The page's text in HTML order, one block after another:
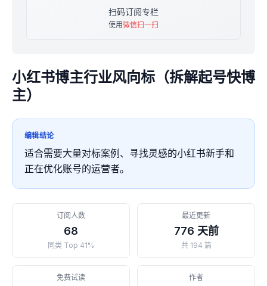
扫码订阅专栏
使用微信扫一扫
小红书博主行业风向标（拆解起号快博
主）
编辑结论
适合需要大量对标案例、寻找灵感的小红书新手和
正在优化账号的运营者。
订阅人数
68
同类 Top 41%
最近更新
776 天前
共 194 篇
免费试读 作者